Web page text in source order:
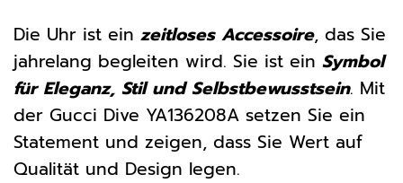
Die Uhr ist ein zeitloses Accessoire, das Sie
jahrelang begleiten wird. Sie ist ein Symbol
für Eleganz, Stil und Selbstbewusstsein. Mit
der Gucci Dive YA136208A setzen Sie ein
Statement und zeigen, dass Sie Wert auf
Qualität und Design legen.